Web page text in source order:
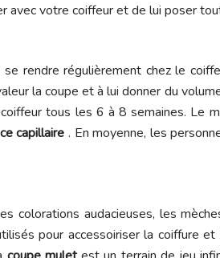
avec votre coiffeur et de lui poser
rendre régulièrement chez le
la coupe et à lui donner du
tous les 6 à 8 semaines. Le
capillaire. En moyenne, les
colorations audacieuses, les
pour accessoiriser la coiffure